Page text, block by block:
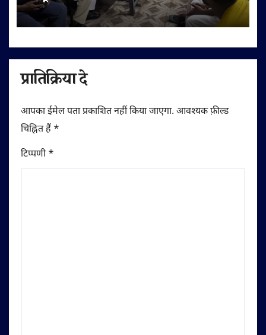
अपील
प्रातिक्रिया दे
आपका ईमेल पता प्रकाशित नहीं किया जाएगा. आवश्यक फ़ील्ड
चिह्नित हैं *
टिप्पणी*